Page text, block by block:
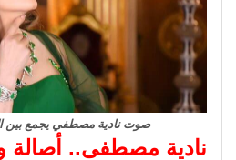
صوت نادية مصطفي يجمع بين
نادية مصطفى.. أصالة